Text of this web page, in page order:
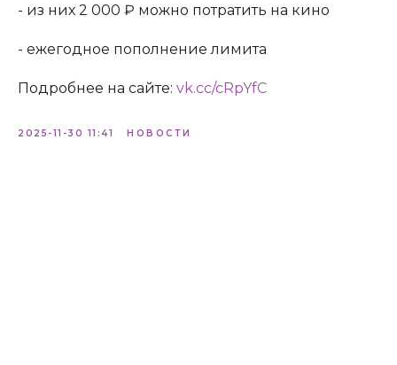
- из них 2 000 ₽ можно потратить на кино
- ежегодное пополнение лимита
Подробнее на сайте: vk.cc/cRpYfC
2025-11-30 11:41 НОВОСТИ